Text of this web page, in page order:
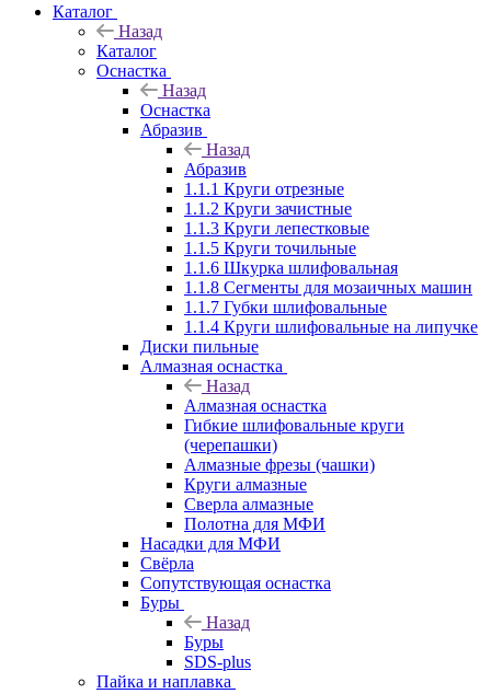
Каталог
Назад
Каталог
Оснастка
Назад
Оснастка
Абразив
Назад
Абразив
1.1.1 Круги отрезные
1.1.2 Круги зачистные
1.1.3 Круги лепестковые
1.1.5 Круги точильные
1.1.6 Шкурка шлифовальная
1.1.8 Сегменты для мозаичных машин
1.1.7 Губки шлифовальные
1.1.4 Круги шлифовальные на липучке
Диски пильные
Алмазная оснастка
Назад
Алмазная оснастка
Гибкие шлифовальные круги
(черепашки)
Алмазные фрезы (чашки)
Круги алмазные
Сверла алмазные
Полотна для МФИ
Насадки для МФИ
Свёрла
Сопутствующая оснастка
Буры
Назад
Буры
SDS-plus
Пайка и наплавка